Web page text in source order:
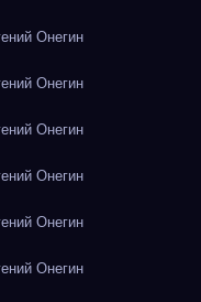
Онегин
Онегин
Онегин
Онегин
Онегин
Онегин